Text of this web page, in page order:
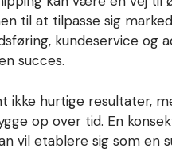
til at tilpasse sig
kundeservice og
succes.
ikke hurtige resultater,
op over tid. En
vil etablere sig som